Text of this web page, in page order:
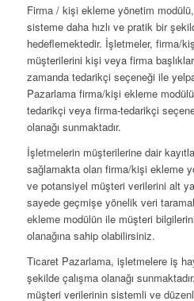
Firma / kişi ekleme yönetim
sisteme daha hızlı ve pratik bir
hedeflemektedir. İşletmeler, firma/
müşterilerini kişi veya firma
zamanda tedarikçi seçeneği ile
Pazarlama firma/kişi ekleme
tedarikçi veya firma-tedarikçi
olanağı sunmaktadır.
İşletmelerin müşterilerine dair
sağlamakta olan firma/kişi ekleme
ve potansiyel müşteri verilerini alt
sayede geçmişe yönelik veri
ekleme modülün ile müşteri
olanağına sahip olabilirsiniz.
Ticaret Pazarlama, işletmelere iş
şekilde çalışma olanağı
müşteri verilerinin sistemli ve